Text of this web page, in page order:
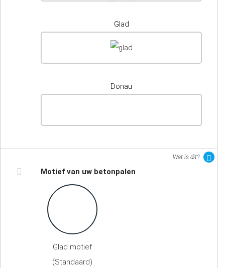
Glad
Donau
Wat is dit?
Motief van uw betonpalen
Glad motief
(Standaard)